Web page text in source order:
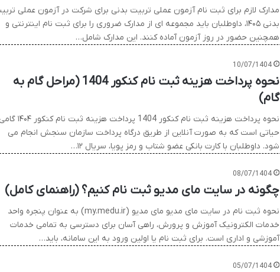
مدارک لازم برای ثبت نام آزمون عملی تربیت بدنی برای شرکت در آزمون عملی
بدنی ۱۴۰۵، داوطلبان باید مجموعه ای از مدارک ضروری را برای ثبت نام اینترنتی و
همچنین حضور در روز آزمون آماده کنند. این مدارک شامل…
10/07/1404
نحوه پرداخت هزینه ثبت نام کنکور 1404 (مراحل گام به
گام)
نحوه پرداخت هزینه ثبت نام کنکور 1404 پرداخت هزینه ثبت نام
حیاتی است که به صورت آنلاین از طریق درگاه پرداخت سازمان سنجش انجام می
شود. داوطلبان با کارت بانکی عضو شتاب و رمز پویا، سریال ۱۲…
08/07/1404
چگونه در سایت مای مدیو ثبت نام کنیم؟ (راهنمای کامل)
نحوه ثبت نام در سایت مای مدیو مای مدیو (my.medu.ir) به عنوان پنجره واحد
خدمات الکترونیک آموزش و پرورش، راهی آسان برای دسترسی به تمامی خدمات
آموزشی و اداری است. برای ثبت نام یا اولین ورود به این سامانه، باید…
05/07/1404